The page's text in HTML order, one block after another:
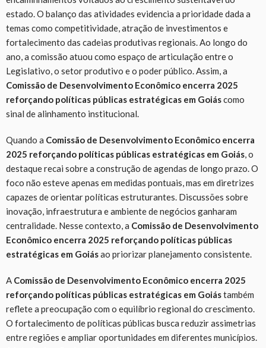
estado. O balanço das atividades evidencia a prioridade dada a
temas como competitividade, atração de investimentos e
fortalecimento das cadeias produtivas regionais. Ao longo do
ano, a comissão atuou como espaço de articulação entre o
Legislativo, o setor produtivo e o poder público. Assim, a
Comissão de Desenvolvimento Econômico encerra 2025
reforçando políticas públicas estratégicas em Goiáscomo
sinal de alinhamento institucional.
Quando a Comissão de Desenvolvimento Econômico encerra
2025 reforçando políticas públicas estratégicas em Goiás, o
destaque recai sobre a construção de agendas de longo prazo. O
foco não esteve apenas em medidas pontuais, mas em diretrizes
capazes de orientar políticas estruturantes. Discussões sobre
inovação, infraestrutura e ambiente de negócios ganharam
centralidade. Nesse contexto, a Comissão de Desenvolvimento
Econômico encerra 2025 reforçando políticas públicas
estratégicas em Goiásao priorizar planejamento consistente.
A Comissão de Desenvolvimento Econômico encerra 2025
reforçando políticas públicas estratégicas em Goiástambém
reflete a preocupação com o equilíbrio regional do crescimento.
O fortalecimento de políticas públicas busca reduzir assimetrias
entre regiões e ampliar oportunidades em diferentes municípios.